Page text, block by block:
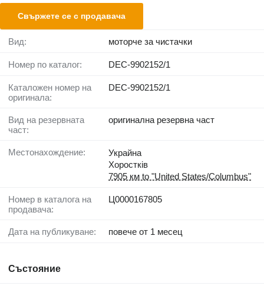
Свържете се с продавача
Вид: моторче за чистачки
Номер по каталог: DEC-9902152/1
Каталожен номер на
оригинала:
DEC-9902152/1
Вид на резервната
част:
оригинална резервна част
Местонахождение:
Украйна
Хоростків
7905 км to "United States/Columbus"
Номер в каталога на
продавача:
Ц0000167805
Дата на публикуване: повече от 1 месец
Състояние